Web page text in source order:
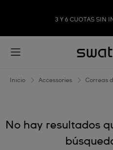
3 Y 6 CUOTAS SIN
Inicio Accessories Correas
No hay resultados